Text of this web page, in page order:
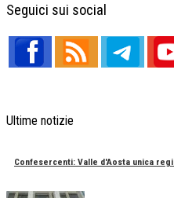
Seguici sui social
Ultime notizie
Confesercenti: Valle d'Aosta unica